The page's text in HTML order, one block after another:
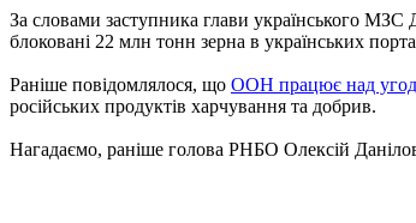
За словами заступника глави українського МЗС
блоковані 22 млн тонн зерна в українських
Раніше повідомлялося, що ООН працює над
російських продуктів харчування та добрив.
Нагадаємо, раніше голова РНБО Олексій